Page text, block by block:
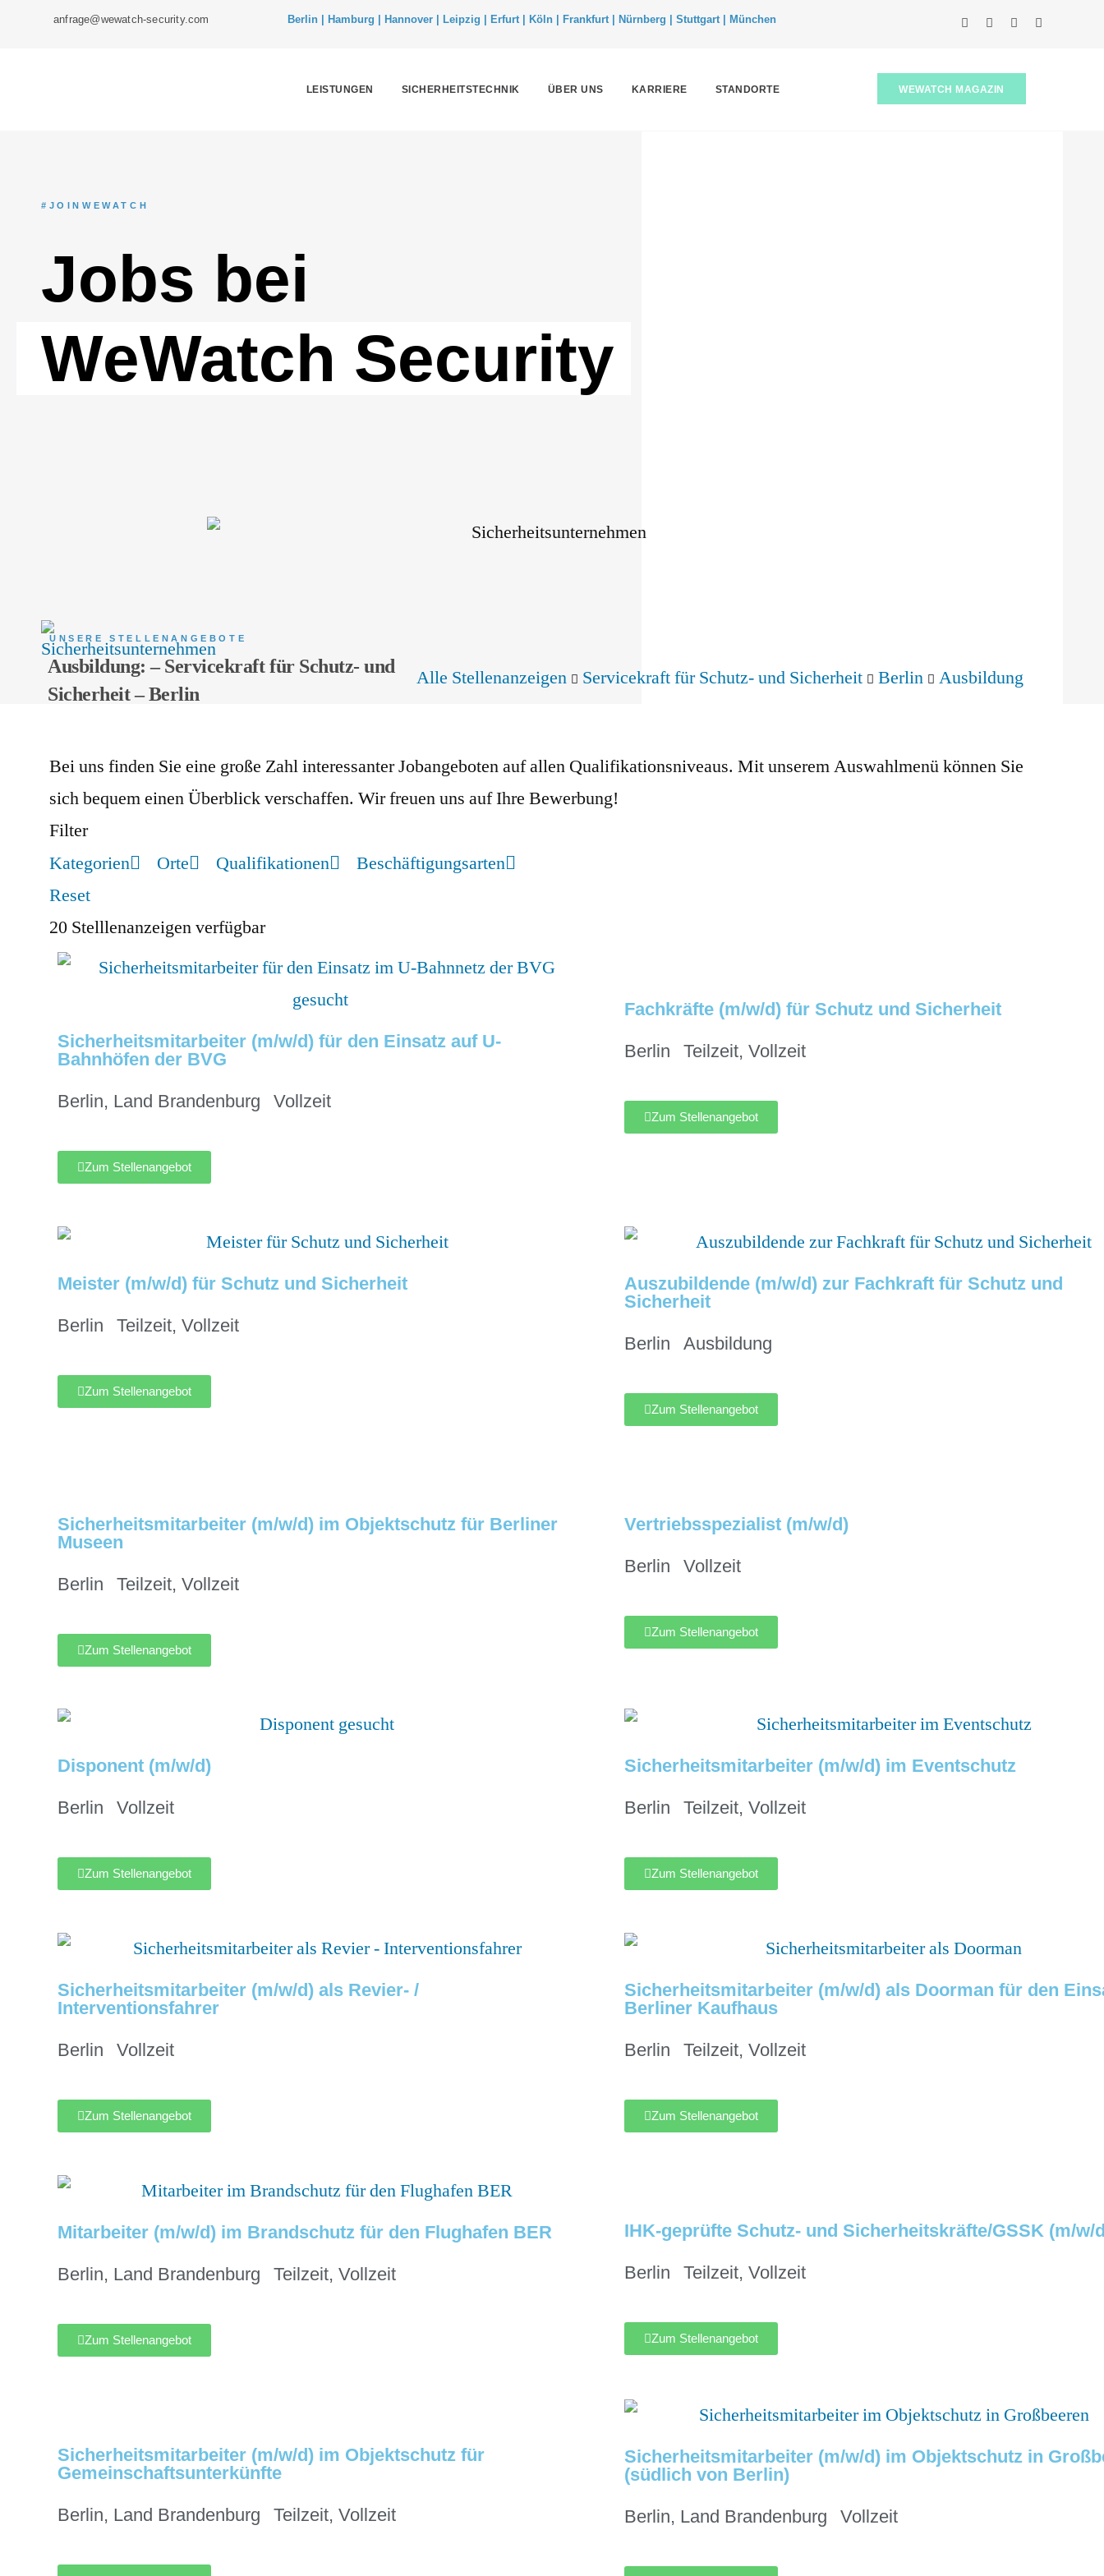
anfrage@wewatch-security.com Berlin | Hamburg | Hannover | Leipzig | Erfurt | Köln | Frankfurt | Nürnberg | Stuttgart | München
LEISTUNGEN SICHERHEITSTECHNIK ÜBER UNS KARRIERE STANDORTE WEWATCH MAGAZIN
#JOINWEWATCH
Jobs bei
WeWatch Security
UNSERE STELLENANGEBOTE
Ausbildung: – Servicekraft für Schutz- und
Sicherheit – Berlin
Alle Stellenanzeigen Servicekraft für Schutz- und Sicherheit Berlin Ausbildung
Bei uns finden Sie eine große Zahl interessanter Jobangeboten auf allen Qualifikationsniveaus. Mit unserem Auswahlmenü können Sie
sich bequem einen Überblick verschaffen. Wir freuen uns auf Ihre Bewerbung!
Filter
Kategorien
Orte Qualifikationen
Beschäftigungsarten
Reset
20 Stelllenanzeigen verfügbar
Sicherheitsmitarbeiter (m/w/d) für den Einsatz auf U-
Bahnhöfen der BVG
Berlin, Land Brandenburg Vollzeit
Zum Stellenangebot
Fachkräfte (m/w/d) für Schutz und Sicherheit
Berlin Teilzeit, Vollzeit
Zum Stellenangebot
Meister (m/w/d) für Schutz und Sicherheit
Berlin Teilzeit, Vollzeit
Zum Stellenangebot
Auszubildende (m/w/d) zur Fachkraft für Schutz und
Sicherheit
Berlin Ausbildung
Zum Stellenangebot
Sicherheitsmitarbeiter (m/w/d) im Objektschutz für Berliner
Museen
Berlin Teilzeit, Vollzeit
Zum Stellenangebot
Vertriebsspezialist (m/w/d)
Berlin Vollzeit
Zum Stellenangebot
Disponent (m/w/d)
Berlin Vollzeit
Zum Stellenangebot
Sicherheitsmitarbeiter (m/w/d) im Eventschutz
Berlin Teilzeit, Vollzeit
Zum Stellenangebot
Sicherheitsmitarbeiter (m/w/d) als Revier- /
Interventionsfahrer
Berlin Vollzeit
Zum Stellenangebot
Sicherheitsmitarbeiter (m/w/d) als Doorman für den
Berliner Kaufhaus
Berlin Teilzeit, Vollzeit
Zum Stellenangebot
Mitarbeiter (m/w/d) im Brandschutz für den Flughafen BER
Berlin, Land Brandenburg Teilzeit, Vollzeit
Zum Stellenangebot
IHK-geprüfte Schutz- und Sicherheitskräfte/GSSK (m/w/
Berlin Teilzeit, Vollzeit
Zum Stellenangebot
Sicherheitsmitarbeiter (m/w/d) im Objektschutz für
Gemeinschaftsunterkünfte
Berlin, Land Brandenburg Teilzeit, Vollzeit
Sicherheitsmitarbeiter (m/w/d) im Objektschutz in
(südlich von Berlin)
Berlin, Land Brandenburg Vollzeit